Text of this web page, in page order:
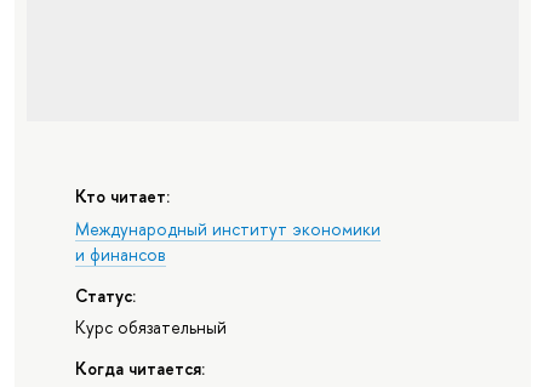
Кто читает:
Международный институт экономики
и финансов
Статус:
Курс обязательный
Когда читается: